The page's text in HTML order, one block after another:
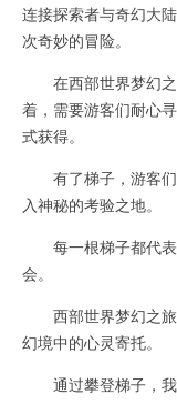
连接探索者与奇幻大
次奇妙的冒险。
在西部世界梦幻之
着，需要游客们耐心
式获得。
有了梯子，游客们
入神秘的考验之地。
每一根梯子都代表
会。
西部世界梦幻之旅
幻境中的心灵寄托。
通过攀登梯子，我